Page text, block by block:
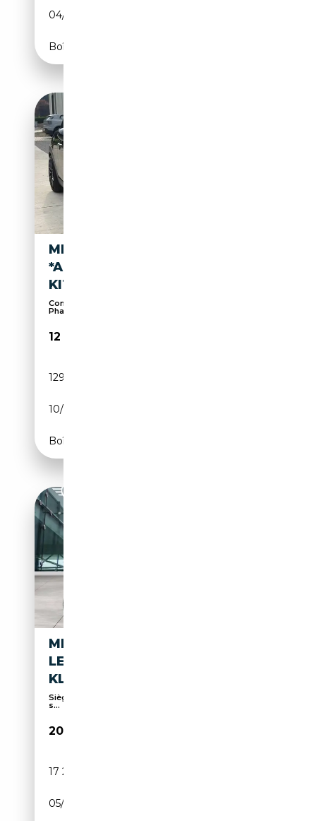
04/2017
Boîte manuelle
MINI COOPER S 2.0
*AKRAPOVIC*NIGHT
KIT*LEDER*
Commande vocale, Start/Stop automatique,
Phares de...
12 400€
129 000 km
10/2014
Boîte manuelle
MINI COOPER SE HATCH DAB
LED NAVI TEMPOMAT
KLIMAAUT.
Sièges chauffants, Système de navigation, Sièges
s...
20 450€
17 250 km
05/2024